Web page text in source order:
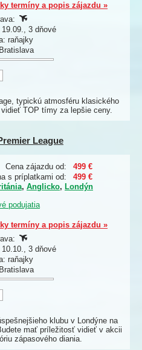
termíny a popis zájazdu »
3 dňové
raňajky
typickú atmosféru klasického
TOP tímy za lepšie ceny.
League
Cena zájazdu od:
499 €
s príplatkami od:
499 €
, Anglicko, Londýn
podujatia
termíny a popis zájazdu »
3 dňové
raňajky
klubu v Londýne na
mať príležitosť vidieť v akcii
zápasového diania.